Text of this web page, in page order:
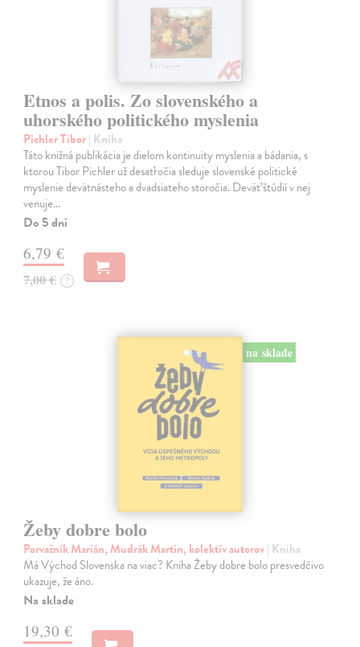
Etnos a polis. Zo slovenského a
uhorského politického myslenia
Pichler Tibor| Kniha
Táto knižná publikácia je dielom kontinuity myslenia a bádania, s
ktorou Tibor Pichler už desaťročia sleduje slovenské politické
myslenie devätnásteho a dvadsiateho storočia. Deväť štúdií v nej
venuje…
Do 5 dní
6,79 €
7,00 € ?
na sklade
Žeby dobre bolo
Porvažník Marián, Mudrák Martin, kolektív autorov| Kniha
Má Východ Slovenska na viac? Kniha Žeby dobre bolo presvedčivo
ukazuje, že áno.
Na sklade
19,30 €